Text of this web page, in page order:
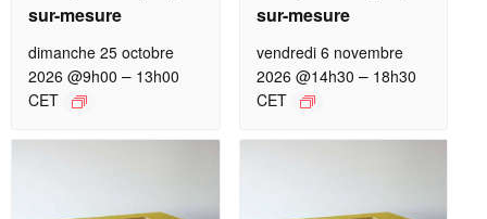
sur-mesure
dimanche 25 octobre
2026 @9h00 – 13h00
CET
sur-mesure
vendredi 6 novembre
2026 @14h30 – 18h30
CET